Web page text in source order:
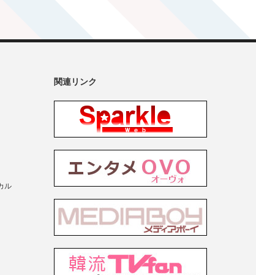
ル
関連リンク